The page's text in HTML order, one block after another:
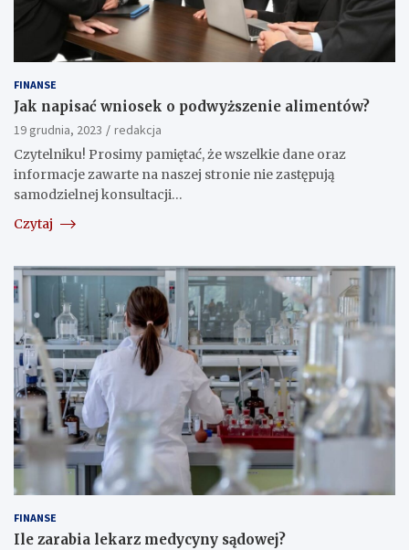
FINANSE
Jak napisać wniosek o podwyższenie alimentów?
19 grudnia, 2023
redakcja
Czytelniku! Prosimy pamiętać, że wszelkie dane oraz
informacje zawarte na naszej stronie nie zastępują
samodzielnej konsultacji…
Czytaj
FINANSE
Ile zarabia lekarz medycyny sądowej?